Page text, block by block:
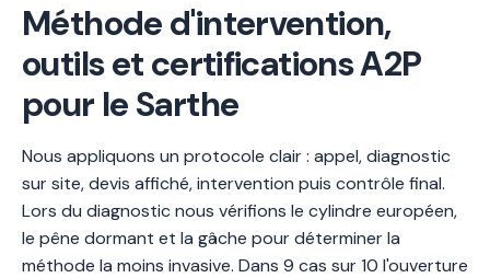
Méthode d'intervention,
outils et certifications A2P
pour le Sarthe
Nous appliquons un protocole clair : appel, diagnostic
sur site, devis affiché, intervention puis contrôle final.
Lors du diagnostic nous vérifions le cylindre européen,
le pêne dormant et la gâche pour déterminer la
méthode la moins invasive. Dans 9 cas sur 10 l'ouverture